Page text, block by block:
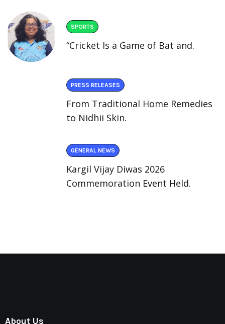
SPORTS
“Cricket Is a Game of Bat and.
PRESS RELEASES
From Traditional Home Remedies
to Nidhii Skin.
GENERAL NEWS
Kargil Vijay Diwas 2026
Commemoration Event Held.
About Us